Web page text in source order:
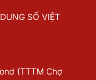
SỐ VIỆT
(TTTM Chợ